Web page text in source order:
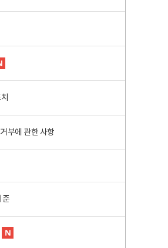
부에 관한 사항
준